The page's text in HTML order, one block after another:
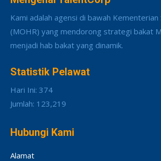
Kami adalah agensi di bawah Kementerian
(MOHR) yang mendorong strategi bakat
menjadi hab bakat yang dinamik.
Statistik Pelawat
Hari Ini: 374
Jumlah: 123,219
Hubungi Kami
Alamat